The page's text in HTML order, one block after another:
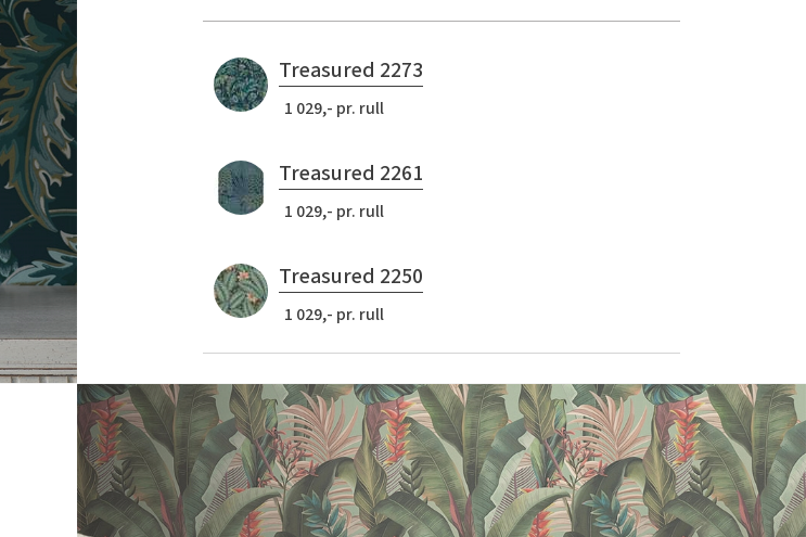
Treasured 2273
1 029,- pr. rull
Treasured 2261
1 029,- pr. rull
Treasured 2250
1 029,- pr. rull